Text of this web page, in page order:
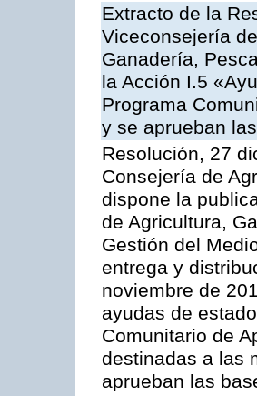
Extracto de la
Viceconsejería
Ganadería,
la Acción I.5
Programa
y se aprueban
Resolución, 27
Consejería de
dispone la
de Agricultura,
Gestión del
entrega y
noviembre de
ayudas de
Comunitario de
destinadas a las
aprueban las